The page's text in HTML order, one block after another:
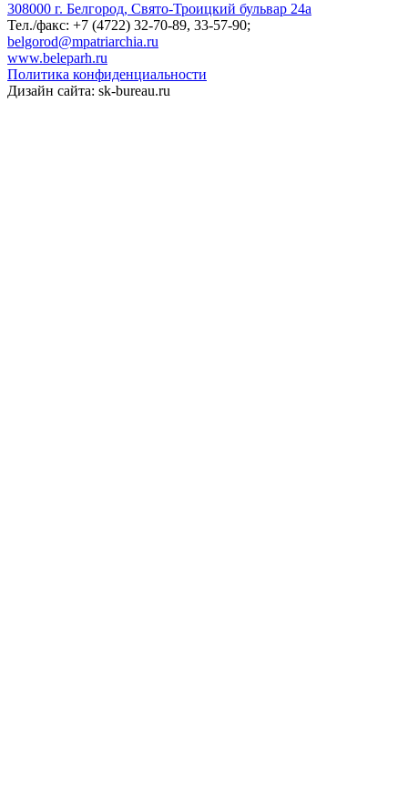
308000 г. Белгород, Свято-Троицкий бульвар 24а
Тел./факс: +7 (4722) 32-70-89, 33-57-90;
belgorod@mpatriarchia.ru
www.beleparh.ru
Политика конфиденциальности
Дизайн сайта: sk-bureau.ru